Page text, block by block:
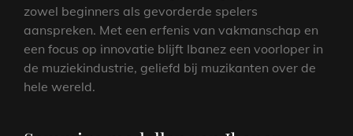
zowel beginners als gevorderde spelers
aanspreken. Met een erfenis van vakmanschap en
een focus op innovatie blijft Ibanez een voorloper in
de muziekindustrie, geliefd bij muzikanten over de
hele wereld.